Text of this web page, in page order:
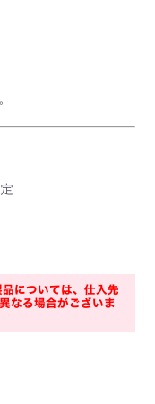
については、仕入先
なる場合がございま